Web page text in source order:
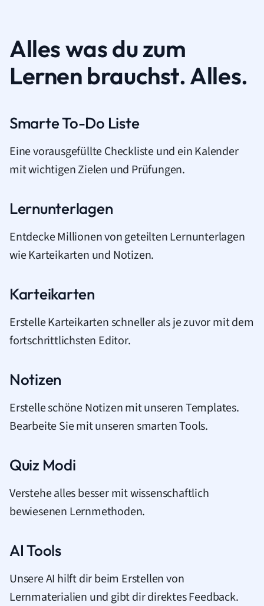
Alles was du zum
Lernen brauchst. Alles.
Smarte To-Do Liste
Eine vorausgefüllte Checkliste und ein Kalender
mit wichtigen Zielen und Prüfungen.
Lernunterlagen
Entdecke Millionen von geteilten Lernunterlagen
wie Karteikarten und Notizen.
Karteikarten
Erstelle Karteikarten schneller als je zuvor mit dem
fortschrittlichsten Editor.
Notizen
Erstelle schöne Notizen mit unseren Templates.
Bearbeite Sie mit unseren smarten Tools.
Quiz Modi
Verstehe alles besser mit wissenschaftlich
bewiesenen Lernmethoden.
AI Tools
Unsere AI hilft dir beim Erstellen von
Lernmaterialien und gibt dir direktes Feedback.